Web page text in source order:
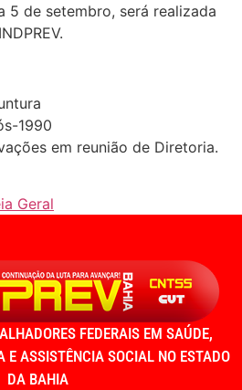
5 de setembro, será realizada
1990
em reunião de Diretoria.
Geral
FEDERAIS EM SAÚDE,
E ASSISTÊNCIA SOCIAL NO ESTADO
DA BAHIA